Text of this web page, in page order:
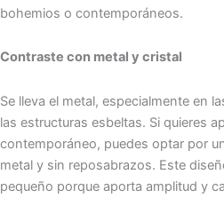
bohemios o contemporáneos.
Contraste con metal y cristal
Se lleva el metal, especialmente en
las estructuras esbeltas. Si quieres
contemporáneo, puedes optar por
metal y sin reposabrazos. Este
pequeño porque aporta amplitud y